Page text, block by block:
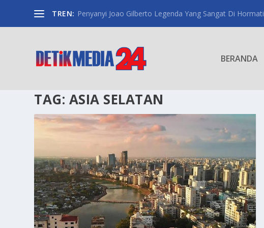
TREN: Penyanyi Joao Gilberto Legenda Yang Sangat Di Hormati
BERANDA
TAG: ASIA SELATAN